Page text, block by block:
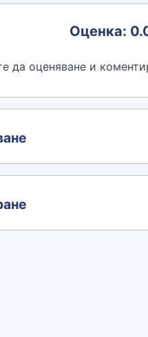
Оценка:
да оценяване и